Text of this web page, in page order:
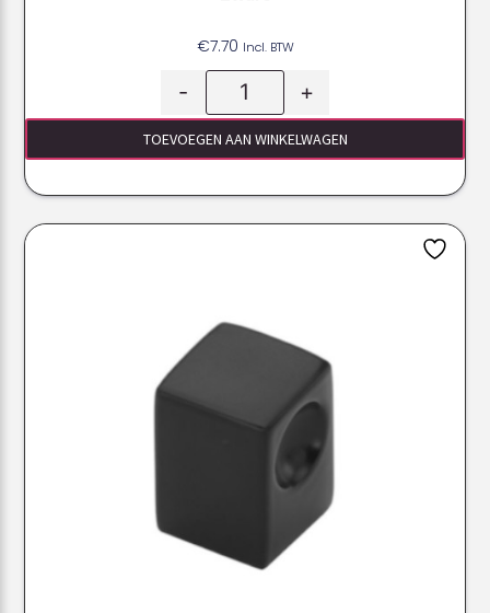
€7.70 Incl. BTW
- +
TOEVOEGEN AAN WINKELWAGEN